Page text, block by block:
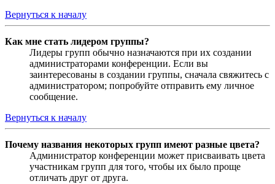
Вернуться к началу
Как мне стать лидером группы?
Лидеры групп обычно назначаются при их создании
администраторами конференции. Если вы
заинтересованы в создании группы, сначала свяжитесь с
администратором; попробуйте отправить ему личное
сообщение.
Вернуться к началу
Почему названия некоторых групп имеют разные цвета?
Администратор конференции может присваивать цвета
участникам групп для того, чтобы их было проще
отличать друг от друга.